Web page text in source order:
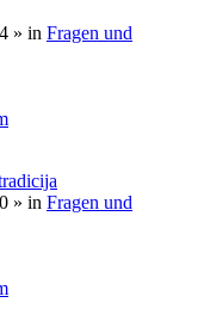
» in Fragen und
» in Fragen und